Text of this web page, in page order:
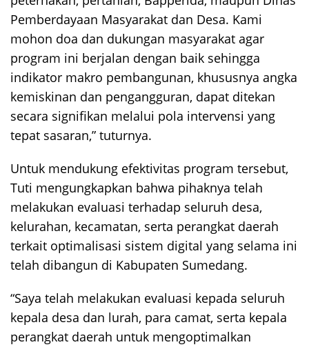
Pemberdayaan Masyarakat dan Desa. Kami
mohon doa dan dukungan masyarakat agar
program ini berjalan dengan baik sehingga
indikator makro pembangunan, khususnya angka
kemiskinan dan pengangguran, dapat ditekan
secara signifikan melalui pola intervensi yang
tepat sasaran,” tuturnya.
Untuk mendukung efektivitas program tersebut,
Tuti mengungkapkan bahwa pihaknya telah
melakukan evaluasi terhadap seluruh desa,
kelurahan, kecamatan, serta perangkat daerah
terkait optimalisasi sistem digital yang selama ini
telah dibangun di Kabupaten Sumedang.
“Saya telah melakukan evaluasi kepada seluruh
kepala desa dan lurah, para camat, serta kepala
perangkat daerah untuk mengoptimalkan